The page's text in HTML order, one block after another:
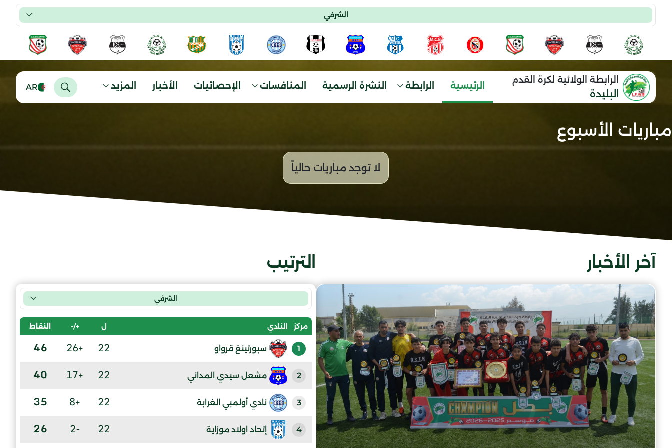
الشرفي
الرابطة الولائية لكرة القدم
البليدة
الرئيسية الرابطة النشرة الرسمية المنافسات الإحصائيات الأخبار المزيد AR
مباريات الأسبوع
آخر الأخبار الترتيب
الشرفي
مركز النادي ل +/- النقاط
1 سبورتينغ قرواو 22
+26
46
2 مشعل سيدي المداني 22
+17
40
3 نادي أولمبي الغرابة 22
+8
35
4 إتحاد اولاد موزاية 22
-2
26